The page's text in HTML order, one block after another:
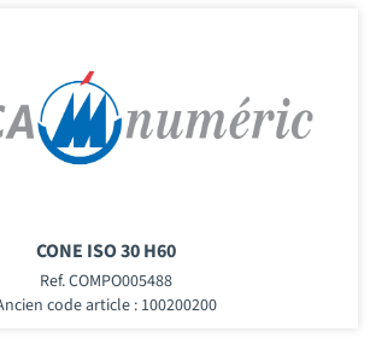
CONE ISO 30 H60
Ref. COMPO005488
code article : 100200200